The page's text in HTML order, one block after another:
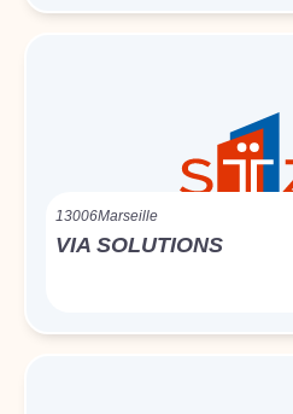
13006Marseille
VIA SOLUTIONS